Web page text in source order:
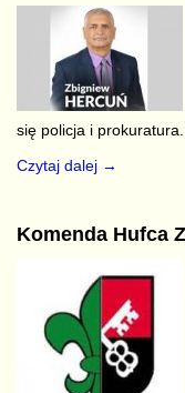
się policja i prokuratura.
Czytaj dalej →
Komenda Hufca